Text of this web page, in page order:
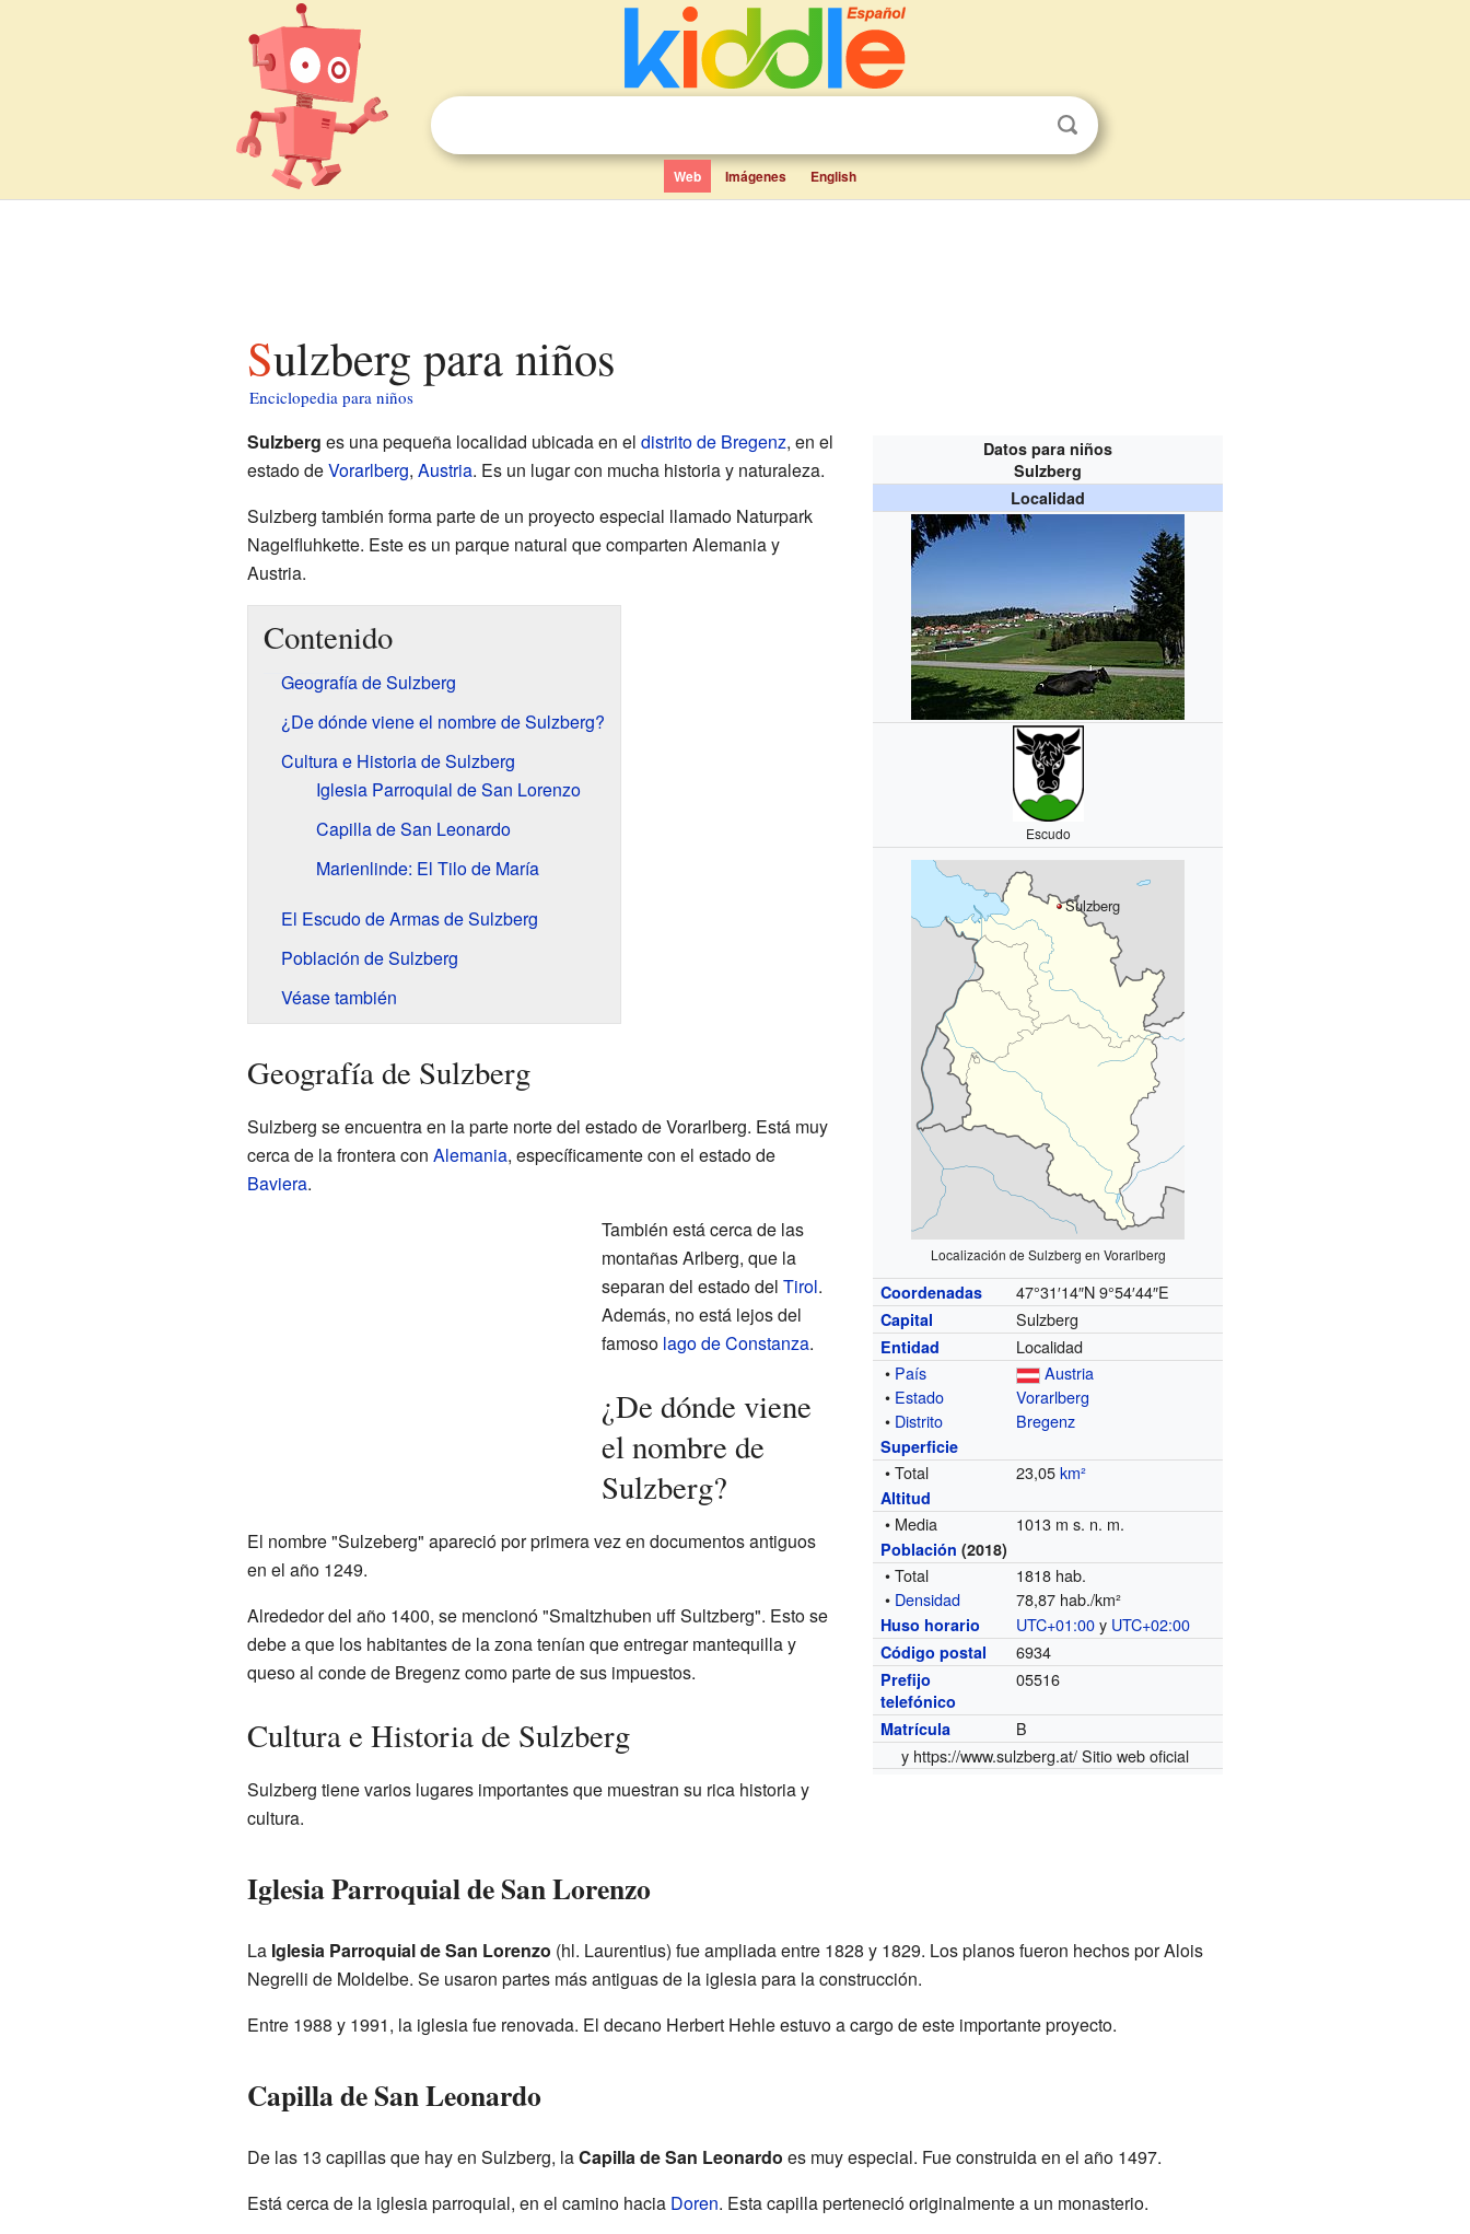
Web Imágenes English
Sulzberg para niños
Enciclopedia para niños
Datos para niños
Sulzberg
Localidad
Escudo
Sulzberg
Localización de Sulzberg en Vorarlberg
Coordenadas 47°31′14″N 9°54′44″E
Capital Sulzberg
Entidad
Localidad
• País
Austria
• Estado
Vorarlberg
• Distrito Bregenz
Superficie
• Total 23,05km²
Altitud
• Media 1013 m s. n. m.
Población (2018)
• Total
1818 hab.
• Densidad 78,87 hab./km²
Huso horario UTC+01:00y UTC+02:00
Código postal 6934
Prefijo
telefónico
05516
Matrícula
B
y https://www.sulzberg.at/Sitio web oficial
Sulzberg es una pequeña localidad ubicada en el distrito de Bregenz, en el
estado deVorarlberg, Austria. Es un lugar con mucha historia y naturaleza.
Sulzberg también forma parte de un proyecto especial llamado Naturpark
Nagelfluhkette. Este es un parque natural que comparten Alemania y
Austria.
Contenido
Geografía de Sulzberg
¿De dónde viene el nombre de Sulzberg?
Cultura e Historia de Sulzberg
Iglesia Parroquial de San Lorenzo
Capilla de San Leonardo
Marienlinde: El Tilo de María
El Escudo de Armas de Sulzberg
Población de Sulzberg
Véase también
Geografía de Sulzberg
Sulzberg se encuentra en la parte norte del estado de Vorarlberg. Está muy
cerca de la frontera con Alemania, específicamente con el estado de
Baviera.
También está cerca de las
montañas Arlberg, que la
separan del estado del Tirol.
Además, no está lejos del
famoso lago de Constanza.
¿De dónde viene
el nombre de
Sulzberg?
El nombre "Sulzeberg" apareció por primera vez en documentos antiguos
en el año 1249.
Alrededor del año 1400, se mencionó "Smaltzhuben uff Sultzberg". Esto se
debe a que los habitantes de la zona tenían que entregar mantequilla y
queso al conde de Bregenz como parte de sus impuestos.
Cultura e Historia de Sulzberg
Sulzberg tiene varios lugares importantes que muestran su rica historia y
cultura.
Iglesia Parroquial de San Lorenzo
La Iglesia Parroquial de San Lorenzo (hl. Laurentius) fue ampliada entre 1828 y 1829. Los planos fueron hechos por Alois
Negrelli de Moldelbe. Se usaron partes más antiguas de la iglesia para la construcción.
Entre 1988 y 1991, la iglesia fue renovada. El decano Herbert Hehle estuvo a cargo de este importante proyecto.
Capilla de San Leonardo
De las 13 capillas que hay en Sulzberg, laCapilla de San Leonardo es muy especial. Fue construida en el año 1497.
Está cerca de la iglesia parroquial, en el camino hacia Doren. Esta capilla perteneció originalmente a un monasterio.